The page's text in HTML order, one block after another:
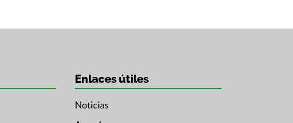
Enlaces útiles
Noticias